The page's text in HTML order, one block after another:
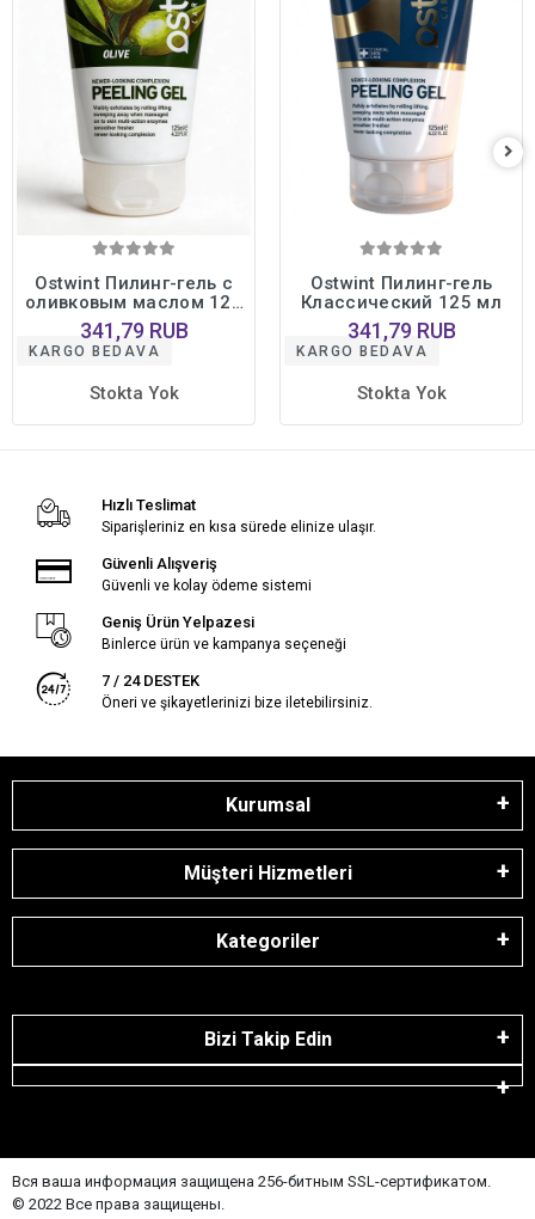
Ostwint Пилинг-гель с
оливковым маслом 125
мл
341,79 RUB
KARGO BEDAVA
Stokta Yok
Ostwint Пилинг-гель
Классический 125 мл
341,79 RUB
KARGO BEDAVA
Stokta Yok
Hızlı Teslimat
Siparişleriniz en kısa sürede elinize ulaşır.
Güvenli Alışveriş
Güvenli ve kolay ödeme sistemi
Geniş Ürün Yelpazesi
Binlerce ürün ve kampanya seçeneği
7 / 24 DESTEK
Öneri ve şikayetlerinizi bize iletebilirsiniz.
Kurumsal
Müşteri Hizmetleri
Kategoriler
Bizi Takip Edin
Вся ваша информация защищена 256-битным SSL-сертификатом.
© 2022 Все права защищены.